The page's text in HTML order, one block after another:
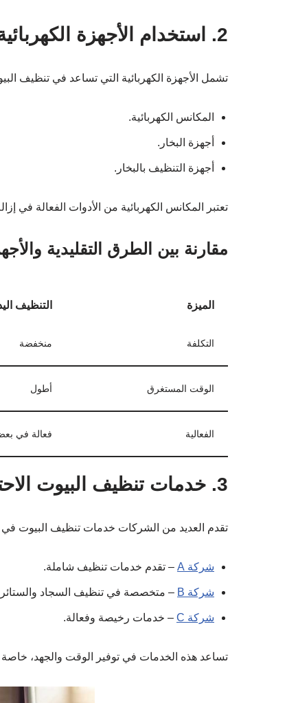
2. استخدام الأجهزة الكهربائية
تشمل الأجهزة الكهربائية التي تساعد في تنظيف
المكانس الكهربائية.
أجهزة البخار.
أجهزة التنظيف بالبخار.
تعتبر المكانس الكهربائية من الأدوات الفعالة في
مقارنة بين الطرق التقليدية
الميزة التنظيف
التكلفة منخفضة
الوقت المستغرق أطول
الفعالية فعالة في
3. خدمات تنظيف البيوت الاحترافية
تقدم العديد من الشركات خدمات تنظيف البيوت في
شركة A – تقدم خدمات تنظيف شاملة.
شركة B – متخصصة في تنظيف السجاد
شركة C – خدمات رخيصة وفعالة.
تساعد هذه الخدمات في توفير الوقت والجهد،